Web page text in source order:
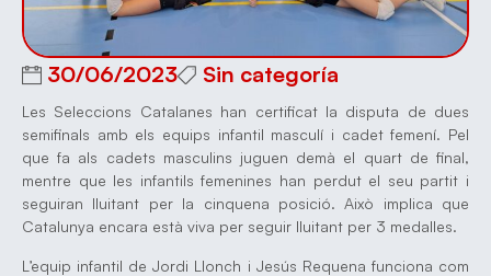
30/06/2023 Sin categoría
Les Seleccions Catalanes han certificat la disputa de dues
semifinals amb els equips infantil masculí i cadet femení. Pel
que fa als cadets masculins juguen demà el quart de final,
mentre que les infantils femenines han perdut el seu partit i
seguiran lluitant per la cinquena posició. Això implica que
Catalunya encara està viva per seguir lluitant per 3 medalles.
L’equip infantil de Jordi Llonch i Jesús Requena funciona com